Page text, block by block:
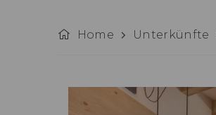
Home Unterkünfte